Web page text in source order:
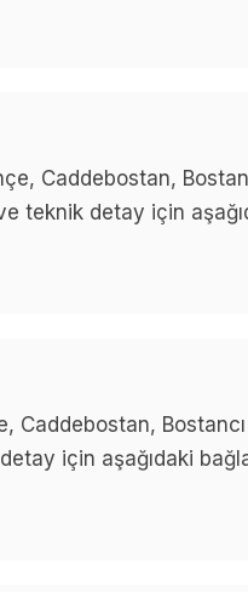
Caddebostan,
teknik detay için
Caddebostan,
için aşağıdaki